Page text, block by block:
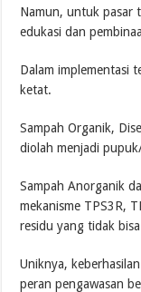
Namun, untuk pasar
edukasi dan
Dalam implementasi
ketat.
Sampah Organik,
diolah menjadi
Sampah Anorganik
mekanisme TPS3R,
residu yang tidak
Uniknya,
peran pengawasan